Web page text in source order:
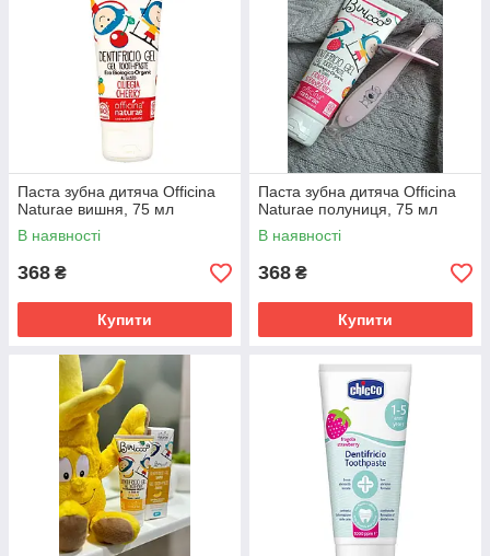
Паста зубна дитяча Officina
Naturae вишня, 75 мл
В наявності
368 ₴
Купити
Паста зубна дитяча Officina
Naturae полуниця, 75 мл
В наявності
368 ₴
Купити